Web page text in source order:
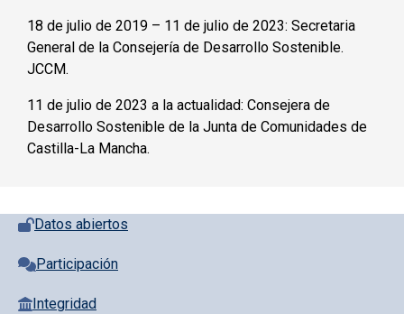
18 de julio de 2019 – 11 de julio de 2023: Secretaria
General de la Consejería de Desarrollo Sostenible.
JCCM.
11 de julio de 2023 a la actualidad: Consejera de
Desarrollo Sostenible de la Junta de Comunidades de
Castilla-La Mancha.
Pie de página con iconos
Datos abiertos
Participación
Integridad